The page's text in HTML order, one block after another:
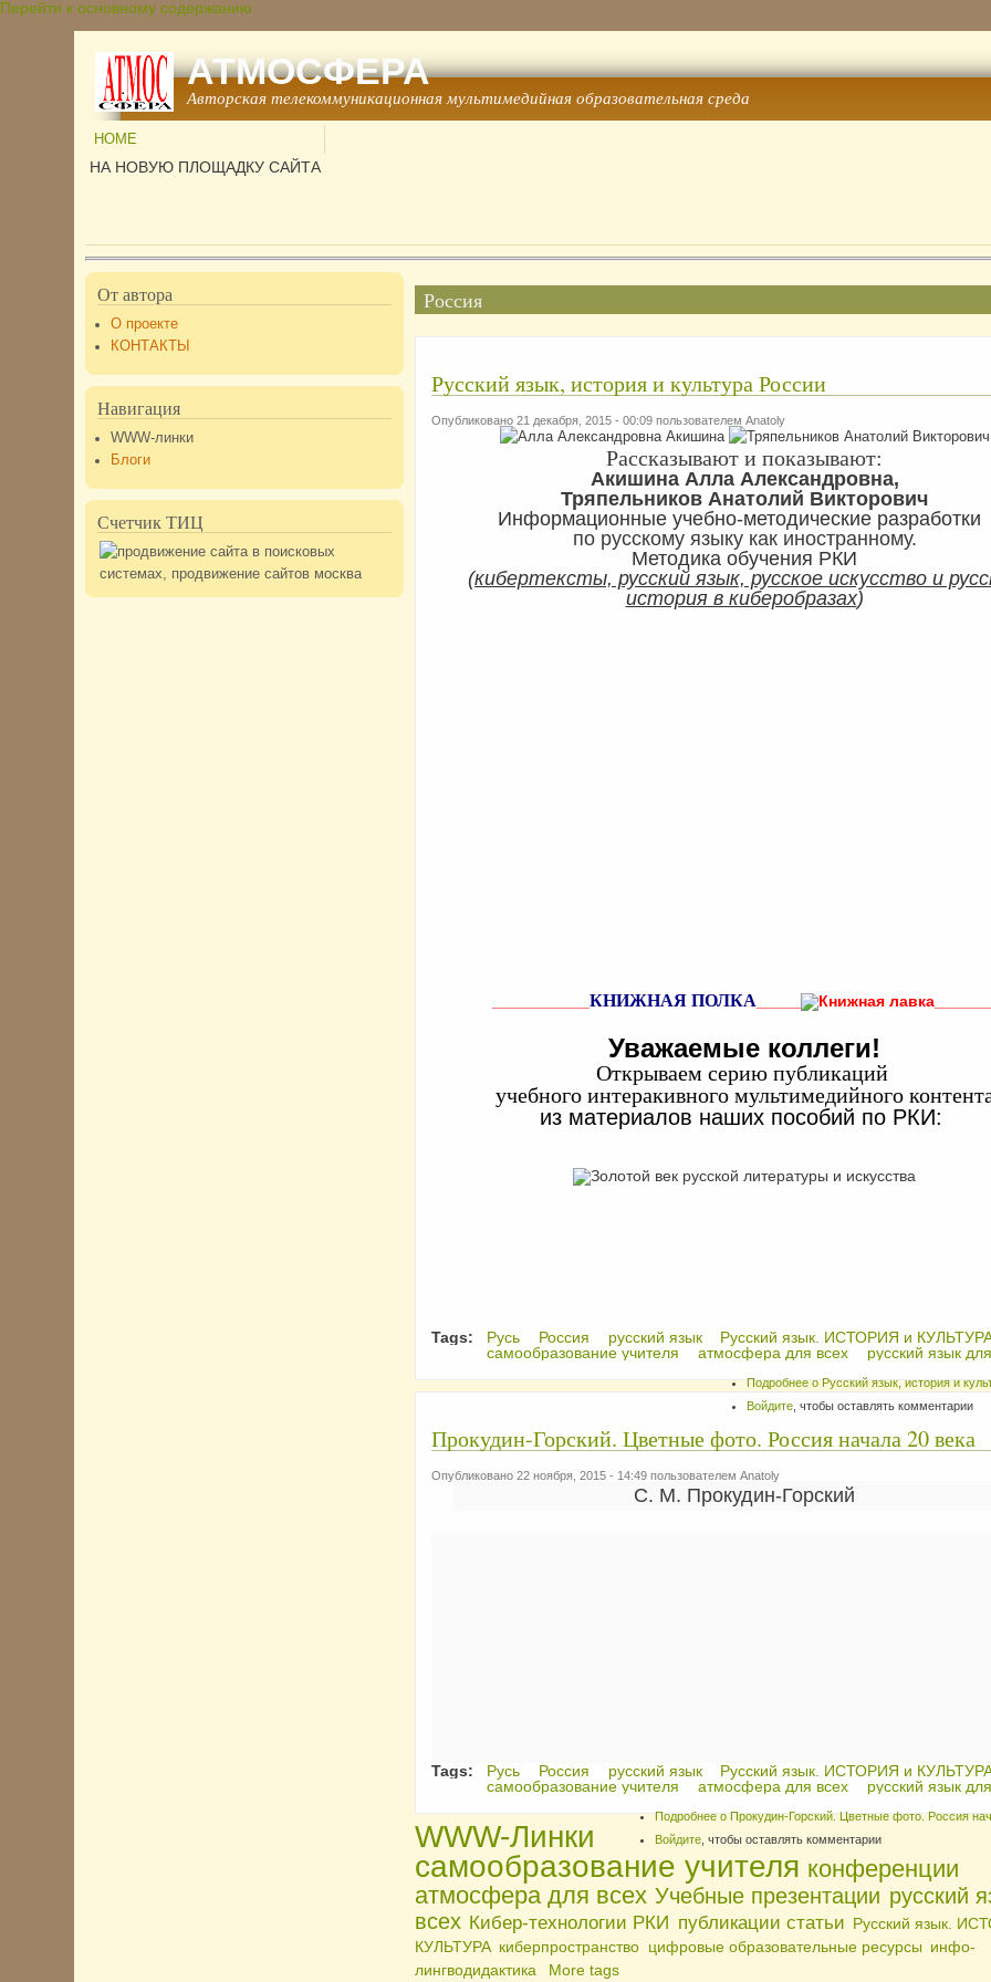
Перейти к основному содержанию
АТМОСФЕРА
Авторская телекоммуникационная мультимедийная образовательная среда
HOME
НА НОВУЮ ПЛОЩАДКУ САЙТА
Россия
Русский язык, история и культура России
Опубликовано 21 декабря, 2015 - 00:09 пользователем Anatoly
Рассказывают и показывают:
Акишина Алла Александровна,
Тряпельников Анатолий Викторович
Информационные учебно-методические разработки
по русскому языку как иностранному.
Методика обучения РКИ
(кибертексты, русский язык, русское искусство и
история в киберобразах)
КНИЖНАЯ ПОЛКА
Уважаемые коллеги!
Открываем серию публикаций
учебного интеракивного мультимедийного
из материалов наших пособий по РКИ:
Tags: Русь Россия русский язык
Русский язык. ИСТОРИЯ и
самообразование учителя
атмосфера для всех русский язык
Подробнеео Русский язык, история и
Войдите , чтобы оставлять комментарии
Прокудин-Горский. Цветные фото. Россия начала 20 века
Опубликовано 22 ноября, 2015 - 14:49 пользователем Anatoly
С. М. Прокудин-Горский
Tags: Русь Россия русский язык
Русский язык. ИСТОРИЯ и
самообразование учителя
атмосфера для всех русский язык
Подробнеео Прокудин-Горский. Цветные фото. Россия
Войдите , чтобы оставлять комментарии
WWW-Линки
самообразование учителя конференции
атмосфера для всех Учебные презентации русский
всех Кибер-технологии РКИ публикации статьи Русский язык.
КУЛЬТУРА киберпространство цифровые образовательные ресурсы инфо-
лингводидактика
More tags
От автора
О проекте
КОНТАКТЫ
Навигация
WWW-линки
Блоги
Счетчик ТИЦ